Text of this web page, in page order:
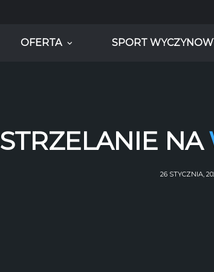
OFERTA SPORT
STRZELANIE NA
26 STYCZNIA,